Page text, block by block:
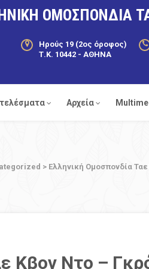
ΟΜΟΣΠΟΝΔΙΑ
Ηρούς 19 (2ος όροφος)
Τ.Κ. 10442 - ΑΘΗΝΑ
Αρχεία
> Ελληνική Ομοσπονδία
Κβον Ντο –